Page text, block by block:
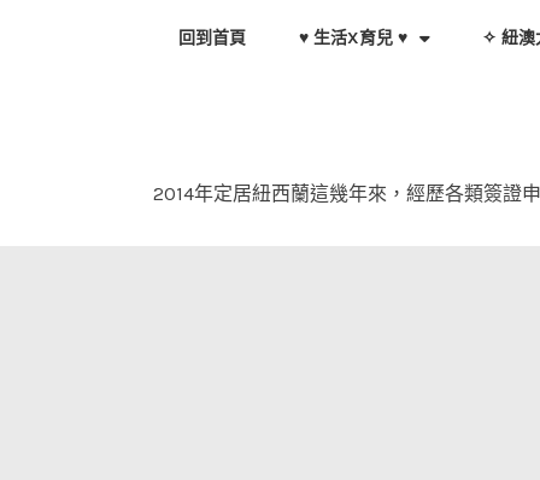
回到首頁 ♥ 生活X育兒 ♥ ✧ 紐澳
2014年定居紐西蘭這幾年來，經歷各類簽證